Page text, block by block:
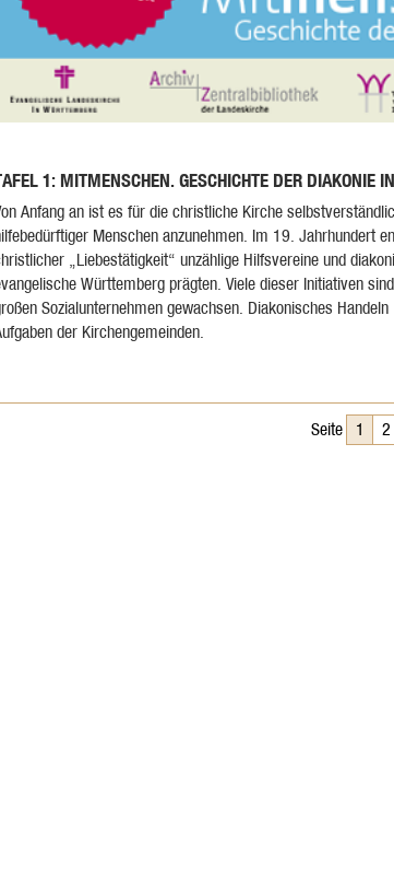
1: MITMENSCHEN. GESCHICHTE DER DIAKONIE
Anfang an ist es für die christliche Kirche
Menschen anzunehmen. Im 19. Jahrhundert
„Liebestätigkeit“ unzählige Hilfsvereine und
Württemberg prägten. Viele dieser Initiativen
Sozialunternehmen gewachsen. Diakonisches
der Kirchengemeinden.
Seite 1 2